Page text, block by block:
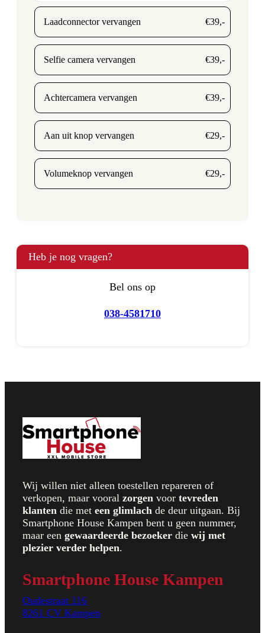
Laadconnector vervangen €39,-
Selfie camera vervangen €39,-
Achtercamera vervangen €39,-
Aan uit knop vervangen €29,-
Volumeknop vervangen €29,-
Heb je nog vragen?
Bel ons op
038-4581710
Wij willen niet alleen toestellen repareren of
verkopen, maar vooral zorgen voor tevreden
klanten die met een glimlach de deur uitgaan. Bij
Smartphone House Kampen bent u geen nummer,
maar een gewaardeerde bezoeker die wij met
plezier verder helpen.
Smartphone House Kampen
Oudestraat 116
8261 CV Kampen